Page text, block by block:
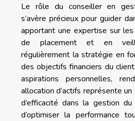
Le rôle du conseiller en
s’avère précieux pour guider
apportant une expertise sur
de placement et en
régulièrement la stratégie en
des objectifs financiers du
aspirations personnelles,
allocation d’actifs représente
d’efficacité dans la gestion
d’optimiser la performance